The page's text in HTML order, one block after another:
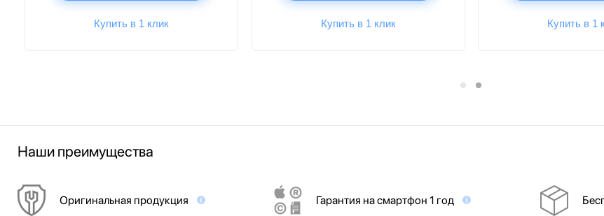
Купить в 1 клик Купить в 1 клик Купить в 1
Наши преимущества
Оригинальная продукция Гарантия на смартфон 1 год